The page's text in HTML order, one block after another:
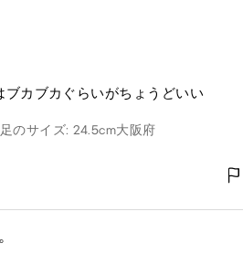
カブカぐらいがちょうどいい
足のサイズ: 24.5cm大阪府